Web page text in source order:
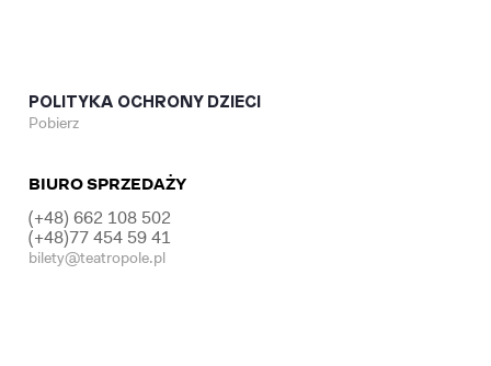
POLITYKA OCHRONY DZIECI
Pobierz
BIURO SPRZEDAŻY
(+48) 662 108 502
(+48)77 454 59 41
bilety@teatropole.pl